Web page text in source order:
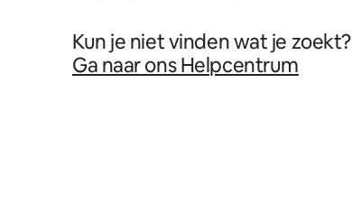
Kun je niet vinden wat je zoekt?
Ga naar ons Helpcentrum